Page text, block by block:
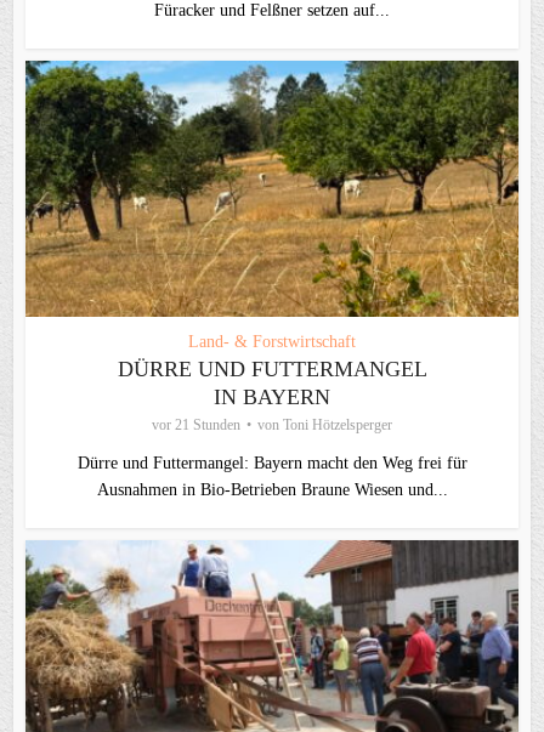
Füracker und Felßner setzen auf...
Land- & Forstwirtschaft
DÜRRE UND FUTTERMANGEL
IN BAYERN
vor 21 Stunden von Toni Hötzelsperger
Dürre und Futtermangel: Bayern macht den Weg frei für
Ausnahmen in Bio-Betrieben Braune Wiesen und...